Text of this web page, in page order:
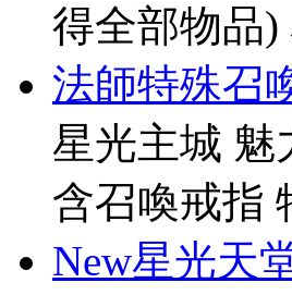
得全部物品)
法師特殊召
星光主城 魅
含召喚戒指
New星光天